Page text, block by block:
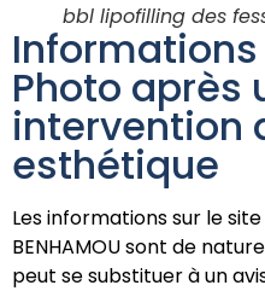
bbl lipofilling des
Photo après
intervention
esthétique
Les informations sur le
BENHAMOU sont de
peut se substituer à un